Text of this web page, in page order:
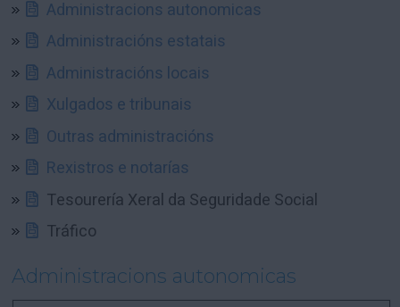
Administracions autonomicas
Administracións estatais
Administracións locais
Xulgados e tribunais
Outras administracións
Rexistros e notarías
Tesourería Xeral da Seguridade Social
Tráfico
Administracions autonomicas